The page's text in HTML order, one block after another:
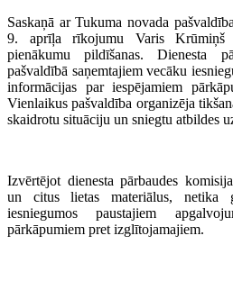
Saskaņā ar Tukuma novada
9. aprīļa rīkojumu Varis Krūmiņš
pienākumu pildīšanas. Dienesta
pašvaldībā saņemtajiem vecāku
informācijas par iespējamiem
Vienlaikus pašvaldība organizēja
skaidrotu situāciju un sniegtu atbildes
Izvērtējot dienesta pārbaudes
un citus lietas materiālus, netika
iesniegumos paustajiem
pārkāpumiem pret izglītojamajiem.